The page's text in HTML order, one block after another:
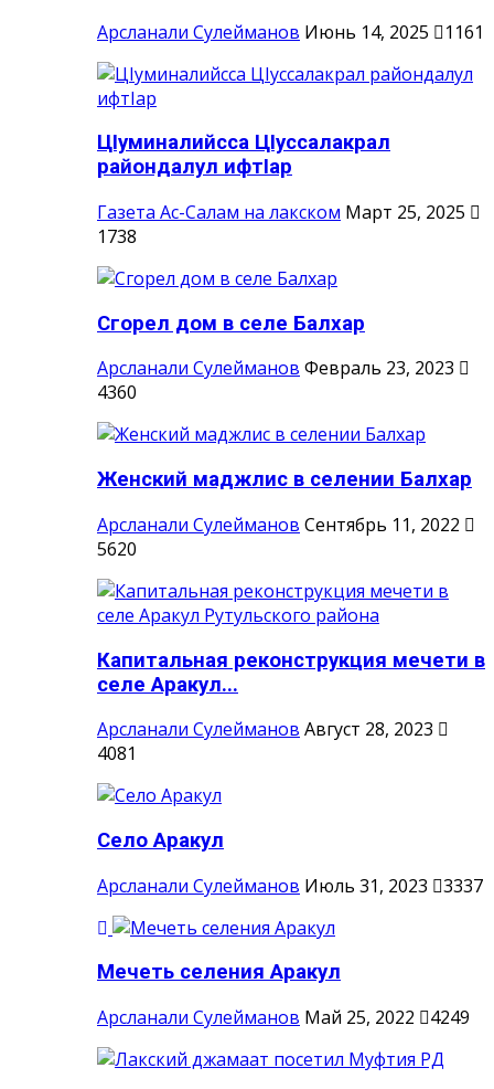
Арсланали Сулейманов Июнь 14, 2025 1161
ЦIуминалийсса ЦIуссалакрал
райондалул ифтIар
Газета Ас-Салам на лакском Март 25, 2025
1738
Сгорел дом в селе Балхар
Арсланали Сулейманов Февраль 23, 2023
4360
Женский маджлис в селении Балхар
Арсланали Сулейманов Сентябрь 11, 2022
5620
Капитальная реконструкция мечети в
селе Аракул...
Арсланали Сулейманов Август 28, 2023
4081
Село Аракул
Арсланали Сулейманов Июль 31, 2023 3337
Мечеть селения Аракул
Арсланали Сулейманов Май 25, 2022 4249